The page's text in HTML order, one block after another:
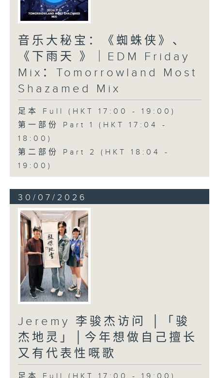
音乐大秘宝：《蜘蛛侠》、
《下雨天 》｜EDM Friday
Mix：Tomorrowland Most
Shazamed Mix
足本 Full (HKT 17:00 - 19:00)
第一部份 Part 1 (HKT 17:04 -
18:00)
第二部份 Part 2 (HKT 18:04 -
19:00)
30/07/2026
Jeremy 李骏杰访问 │「骏
杰地灵」│今年想做自己擅长
又有代表性嘅歌